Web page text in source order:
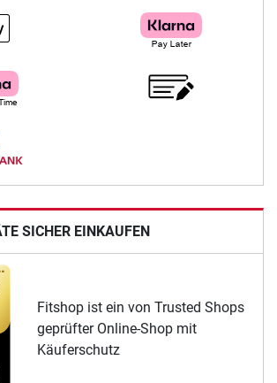
SICHER EINKAUFEN
Fitshop ist ein von Trusted Shops
geprüfter Online-Shop mit
Käuferschutz